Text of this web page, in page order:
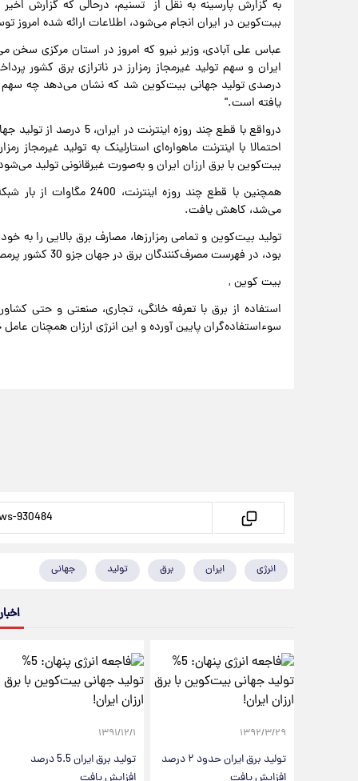
بیت‌کوین در ایران انجام می‌شود، اطلاعات ارائه شده امروز
عباس علی آبادی، وزیر نیرو که امروز در استان مرکزی
درصدی تولید جهانی بیت‌کوین شد که نشان می‌دهد چه سهم
یافته است."
درواقع با قطع چند روزه
بیت‌کوین با برق ارزان ایران و به‌صورت غیرقانونی تولید
همچنین با قطع چند روزه
می‌شد، کاهش یافت.
تولید بیت‌کوین و تمامی رمزارزها، مصارف برق بالایی را
بود، در فهرست مصرف‌کنندگان برق در جهان جزو 30 کشور پرمصرف قرار می‌گرفت.
بیت کوین ,
استفاده از برق با تعرفه خانگی، تجاری، صنعتی و حتی
سوءاستفاده‌گران پایین آورده و این انرژی ارزان همچنان
انرژی ایران برق تولید جهانی
۱۳۹۲/۳/۲۹
تولید برق ایران حدود ۲ درصد
۱۳۹۱/۱۲/۱
تولید برق ایران 5.5 درصد